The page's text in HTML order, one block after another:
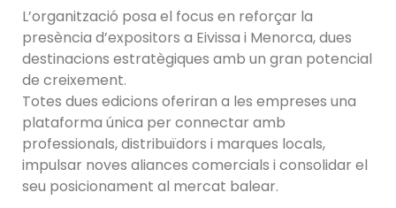
L’organització posa el focus en reforçar la
presència d’expositors a Eivissa i Menorca, dues
destinacions estratègiques amb un gran potencial
de creixement.
Totes dues edicions oferiran a les empreses una
plataforma única per connectar amb
professionals, distribuïdors i marques locals,
impulsar noves aliances comercials i consolidar el
seu posicionament al mercat balear.